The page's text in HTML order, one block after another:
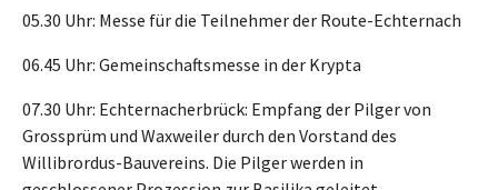
05.30 Uhr: Messe für die Teilnehmer der Route-Echternach
06.45 Uhr: Gemeinschaftsmesse in der Krypta
07.30 Uhr: Echternacherbrück: Empfang der Pilger von
Grossprüm und Waxweiler durch den Vorstand des
Willibrordus-Bauvereins. Die Pilger werden in